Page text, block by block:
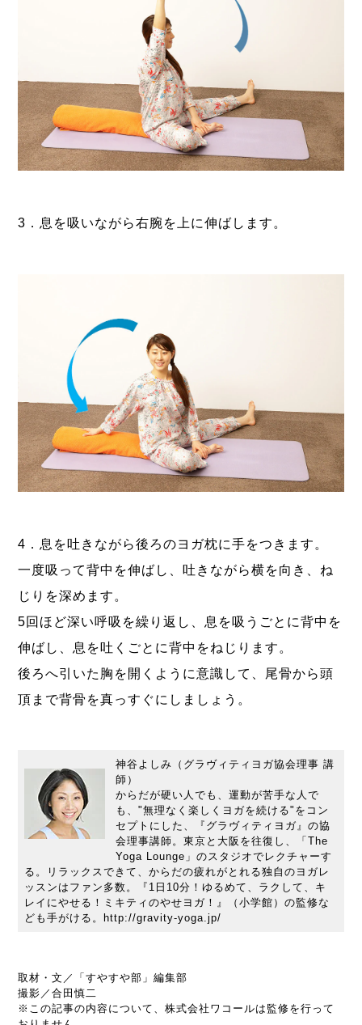
3．息を吸いながら右腕を上に伸ばします。
4．息を吐きながら後ろのヨガ枕に手をつきます。
一度吸って背中を伸ばし、吐きながら横を向き、ね
じりを深めます。
5回ほど深い呼吸を繰り返し、息を吸うごとに背中を
伸ばし、息を吐くごとに背中をねじります。
後ろへ引いた胸を開くように意識して、尾骨から頭
頂まで背骨を真っすぐにしましょう。
神谷よしみ（グラヴィティヨガ協会理事 講
師）
からだが硬い人でも、運動が苦手な人で
も、"無理なく楽しくヨガを続ける"をコン
セプトにした、『グラヴィティヨガ』の協
会理事講師。東京と大阪を往復し、「The
Yoga Lounge」のスタジオでレクチャーす
る。リラックスできて、からだの疲れがとれる独自のヨガレ
ッスンはファン多数。『1日10分！ゆるめて、ラクして、キ
レイにやせる！ミキティのやせヨガ！』（小学館）の監修な
ども手がける。http://gravity-yoga.jp/
取材・文／「すやすや部」編集部
撮影／合田慎二
※この記事の内容について、株式会社ワコールは監修を行って